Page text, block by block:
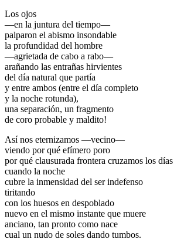
Los ojos
—en la juntura del tiempo—
palparon el abismo insondable
la profundidad del hombre
—agrietada de cabo a rabo—
arañando las entrañas hirvientes
del día natural que partía
y entre ambos (entre el día completo
y la noche rotunda),
una separación, un fragmento
de coro probable y maldito!
Así nos eternizamos —vecino—
viendo por qué efímero poro
por qué clausurada frontera cruzamos los días
cuando la noche
cubre la inmensidad del ser indefenso
tiritando
con los huesos en despoblado
nuevo en el mismo instante que muere
anciano, tan pronto como nace
cual un nudo de soles dando tumbos.